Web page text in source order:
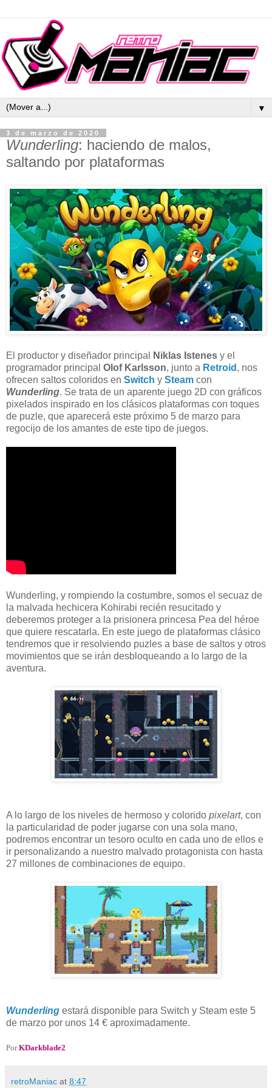
▼
3 de marzo de 2020
Wunderling: haciendo de malos,
saltando por plataformas
El productor y diseñador principal Niklas Istenes y el
programador principal Olof Karlsson, junto a Retroid , nos
ofrecen saltos coloridos en Switch y Steam con
Wunderling. Se trata de un aparente juego 2D con gráficos
pixelados inspirado en los clásicos plataformas con toques
de puzle, que aparecerá este próximo 5 de marzo para
regocijo de los amantes de este tipo de juegos.
Wunderling, y rompiendo la costumbre, somos el secuaz de
la malvada hechicera Kohirabi recién resucitado y
deberemos proteger a la prisionera princesa Pea del héroe
que quiere rescatarla. En este juego de plataformas clásico
tendremos que ir resolviendo puzles a base de saltos y otros
movimientos que se irán desbloqueando a lo largo de la
aventura.
A lo largo de los niveles de hermoso y colorido pixelart, con
la particularidad de poder jugarse con una sola mano,
podremos encontrar un tesoro oculto en cada uno de ellos e
ir personalizando a nuestro malvado protagonista con hasta
27 millones de combinaciones de equipo.
Wunderling estará disponible para Switch y Steam este 5
de marzo por unos 14 € aproximadamente.
PorKDarkblade2
retroManiac at 8:47